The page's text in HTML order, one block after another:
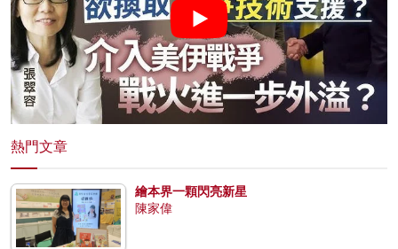
熱門文章
繪本界一顆閃亮新星
陳家偉